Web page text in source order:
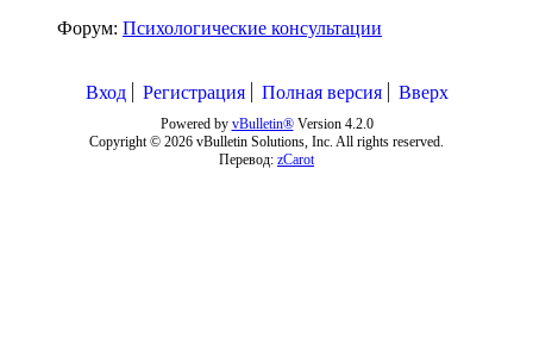
Форум: Психологические консультации
Вход Регистрация Полная версия Вверх
Powered by vBulletin®Version 4.2.0
Copyright © 2026 vBulletin Solutions, Inc. All rights reserved.
Перевод: zCarot